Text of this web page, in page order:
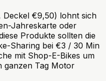
€9,50) lohnt sich
Jahreskarte oder
Produkte sollten die
Sharing bei €3 / 30 Min
mit Shop-E-Bikes um
ganzen Tag Motor